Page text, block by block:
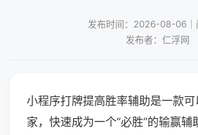
发布时间：2026-08-06｜
发布者：仁浮网
小程序打牌提高胜率辅助是一款
家，快速成为一个“必胜”的输赢辅